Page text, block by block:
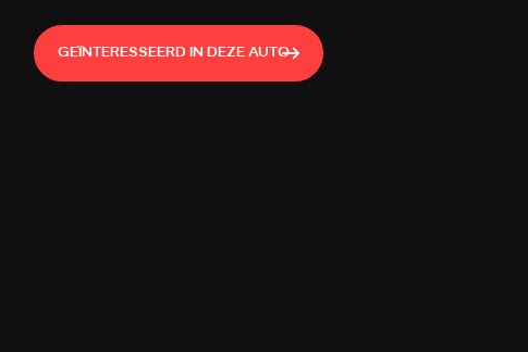
GEÏNTERESSEERD IN DEZE AUTO